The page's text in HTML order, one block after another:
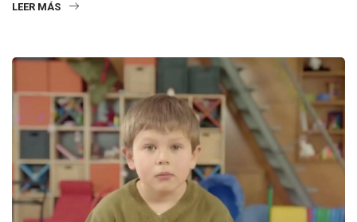
LEER MÁS